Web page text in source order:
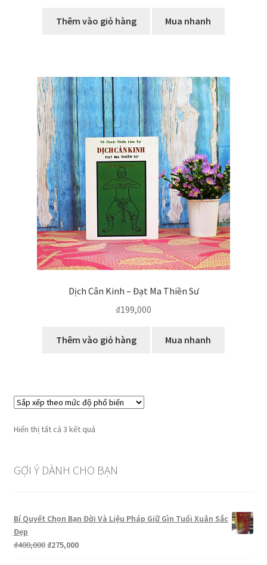
Thêm vào giỏ hàng Mua nhanh
Dịch Cân Kinh – Đạt Ma Thiền Sư
₫199,000
Thêm vào giỏ hàng Mua nhanh
Hiển thị tất cả 3 kết quảĐã
theo
biến
GỢI Ý DÀNH CHO BẠN
Bí Quyết Chọn Bạn Đời Và Liệu Pháp Giữ Gìn Tuổi Xuân Sắc
Đẹp
₫400,000 Giá
₫275,000Giá